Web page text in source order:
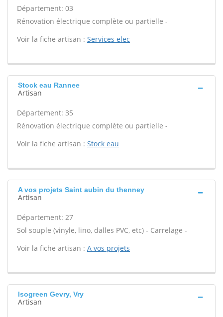
Département: 03
Rénovation électrique complète ou partielle -
Voir la fiche artisan : Services elec
Stock eau Rannee
Artisan
Département: 35
Rénovation électrique complète ou partielle -
Voir la fiche artisan : Stock eau
A vos projets Saint aubin du thenney
Artisan
Département: 27
Sol souple (vinyle, lino, dalles PVC, etc) - Carrelage -
Voir la fiche artisan : A vos projets
Isogreen Gevry, Vry
Artisan